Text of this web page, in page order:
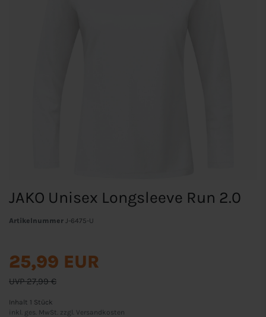
JAKO Unisex Longsleeve Run 2.0
Artikelnummer J-6475-U
UVP 27,99 €
25,99 EUR
Inhalt 1 Stück
inkl. ges. MwSt. zzgl.
Versandkosten